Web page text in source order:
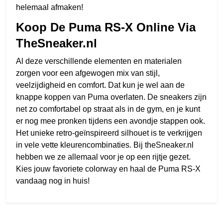
helemaal afmaken!
Koop De Puma RS-X Online Via
TheSneaker.nl
Al deze verschillende elementen en materialen
zorgen voor een afgewogen mix van stijl,
veelzijdigheid en comfort. Dat kun je wel aan de
knappe koppen van Puma overlaten. De sneakers zijn
net zo comfortabel op straat als in de gym, en je kunt
er nog mee pronken tijdens een avondje stappen ook.
Het unieke retro-geïnspireerd silhouet is te verkrijgen
in vele vette kleurencombinaties. Bij theSneaker.nl
hebben we ze allemaal voor je op een rijtje gezet.
Kies jouw favoriete colorway en haal de Puma RS-X
vandaag nog in huis!